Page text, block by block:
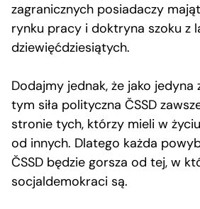
zagranicznych posiadaczy
rynku pracy i doktryna szoku z
dziewięćdziesiątych.
Dodajmy jednak, że jako jedyna
tym siła polityczna ČSSD
stronie tych, którzy mieli w
od innych. Dlatego każda
ČSSD będzie gorsza od tej, w
socjaldemokraci są.